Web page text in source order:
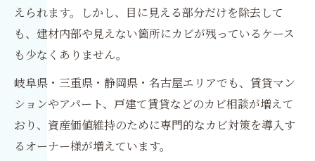
えられます。しかし、目に見える部分だけを除去して
も、建材内部や見えない箇所にカビが残っているケース
も少なくありません。
岐阜県・三重県・静岡県・名古屋エリアでも、賃貸マン
ションやアパート、戸建て賃貸などのカビ相談が増えて
おり、資産価値維持のために専門的なカビ対策を導入す
るオーナー様が増えています。